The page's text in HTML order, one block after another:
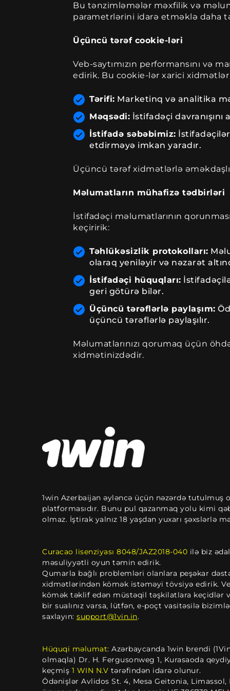
Bu tənzimləmələr məxfilik və
parametrlərini idarə etməklə daha
Üçüncü tərəf cookie-ləri
Veb-saytımızın performansını
edirik. Bu cookie-lər xarici
Tərifi: Marketinq və analitika
Məqsədi: İstifadəçi
İstifadə səbəbimiz:
etdirməyə imkan yaradır.
Üçüncü tərəf xidmətlərlə
Məlumatların mühafizə tədbirləri
İstifadəçi məlumatlarının
keçiririk:
Təhlükəsizlik protokolları:
olaraq yeniləyir və nəzarət
İstifadəçi hüquqları:
geri götürə bilər.
Üçüncü tərəflərlə paylaşım:
üçüncü tərəflərlə paylaşılır.
Məlumatlarınızı qorumaq üçün
xidmətinizdədir.
1win Azerbaijan əyləncə üçün nəzərdə tutulmuş
platformasıdır. Bunu pul qazanmaq yolu kimi
olmaz. İştirak yalnız 18 yaşdan yuxarı şəxslərlə
Curacao lisenziyası 8048/JAZ2018-040 ilə biz
məsuliyyətli oyun təmin edirik.
Qumarla bağlı problemləri olanlara peşəkar
xidmətlərindən kömək istəməyi tövsiyə edirik.
kömək təklif edən müstəqil təşkilatlara keçidlər
bir sualınız varsa, lütfən, e-poçt vasitəsilə
saxlayın: support@1vin.in.
Hüquqi məlumat: Azərbaycanda 1win brendi
olmaqla) Dr. H. Fergusonweg 1, Kurasaoda
keçmiş 1 WIN N.V tərəfindən idarə olunur.
Ödənişlər Avlidos St. 4, Mesa Geitonia, Limassol,